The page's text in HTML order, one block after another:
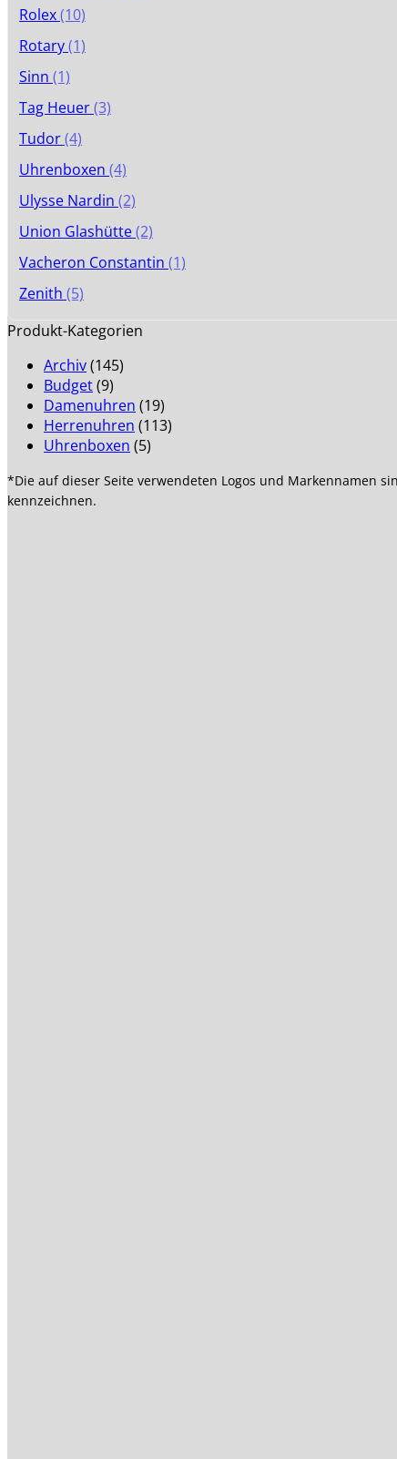
Rolex(10)
Rotary(1)
Sinn (1)
Tag Heuer(3)
Tudor(4)
Uhrenboxen (4)
Ulysse Nardin (2)
Union Glashütte(2)
Vacheron Constantin (1)
Zenith (5)
Produkt-Kategorien
Archiv(145)
Budget(9)
Damenuhren (19)
Herrenuhren (113)
Uhrenboxen (5)
*Die auf dieser Seite verwendeten Logos und Markennamen
kennzeichnen.